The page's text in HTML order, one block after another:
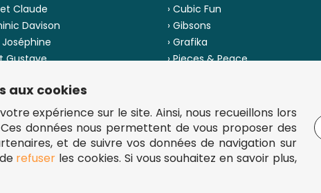
Claude
Davison
Joséphine
Gustave
tous les artistes
› Cubic Fun
› Gibsons
› Grafika
› Pieces & Peace
€.
aux cookies
expérience sur le site. Ainsi, nous recueillons lors
données nous permettent de vous proposer des
et de suivre vos données de navigation sur
refuser les cookies. Si vous souhaitez en savoir plus,